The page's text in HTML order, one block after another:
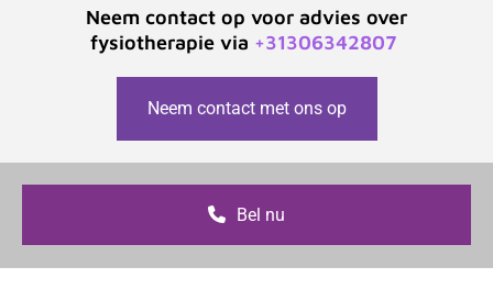
Neem contact op voor advies over
fysiotherapie via +31306342807
Neem contact met ons op
Bel nu